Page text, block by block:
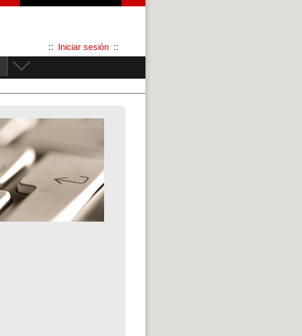
:: Iniciar sesión ::